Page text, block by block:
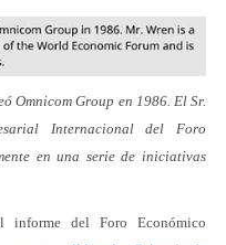
Omnicom Group en 1986. El Sr.
Internacional del Foro
en una serie de iniciativas
informe del Foro Económico